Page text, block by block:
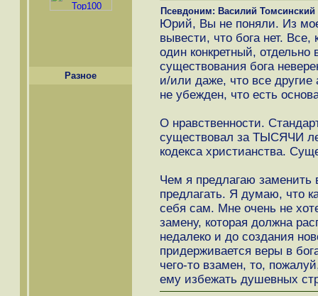
Разное
Псевдоним: Василий Томсинский
Юрий, Вы не поняли. Из
вывести, что бога нет. Все,
один конкретный, отдельно
существования бога
и/или даже, что все другие
не убежден, что есть
О нравственности.
существовал за ТЫСЯЧИ
кодекса христианства.
Чем я предлагаю заменить
предлагать. Я думаю, что
себя сам. Мне очень не
замену, которая должна
недалеко и до создания
придерживается веры в
чего-то взамен, то,
ему избежать душевных